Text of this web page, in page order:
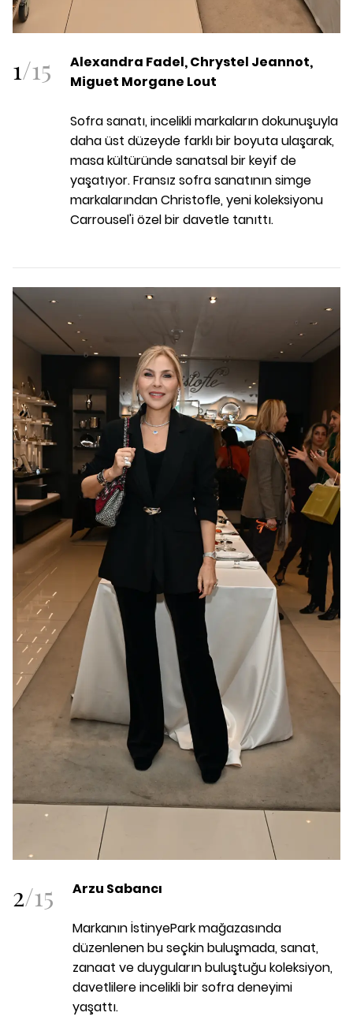
1/15
Alexandra Fadel, Chrystel Jeannot,
Miguet Morgane Lout
Sofra sanatı, incelikli markaların dokunuşuyla
daha üst düzeyde farklı bir boyuta ulaşarak,
masa kültüründe sanatsal bir keyif de
yaşatıyor. Fransız sofra sanatının simge
markalarından Christofle, yeni koleksiyonu
Carrousel'i özel bir davetle tanıttı.
2/15 Arzu Sabancı
Markanın İstinyePark mağazasında
düzenlenen bu seçkin buluşmada, sanat,
zanaat ve duyguların buluştuğu koleksiyon,
davetlilere incelikli bir sofra deneyimi
yaşattı.